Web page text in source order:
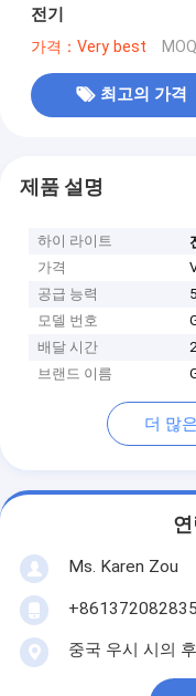
전기
가격：Very best
최고의 가격
제품 설명
하이 라이트
가격
공급 능력
모델 번호
배달 시간
브랜드 이름
더 많
Ms. Karen Zou
중국 우시 시의